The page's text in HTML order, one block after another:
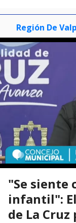
Región De
"Se siente
infantil":
de La